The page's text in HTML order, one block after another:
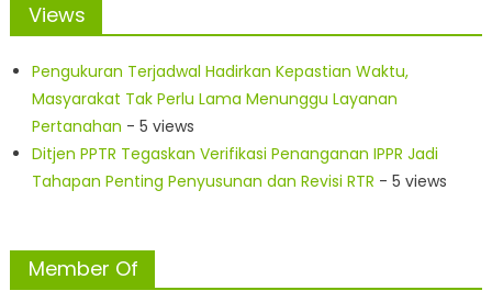
Views
Pengukuran Terjadwal Hadirkan Kepastian Waktu,
Masyarakat Tak Perlu Lama Menunggu Layanan
Pertanahan - 5 views
Ditjen PPTR Tegaskan Verifikasi Penanganan IPPR Jadi
Tahapan Penting Penyusunan dan Revisi RTR - 5 views
Member Of